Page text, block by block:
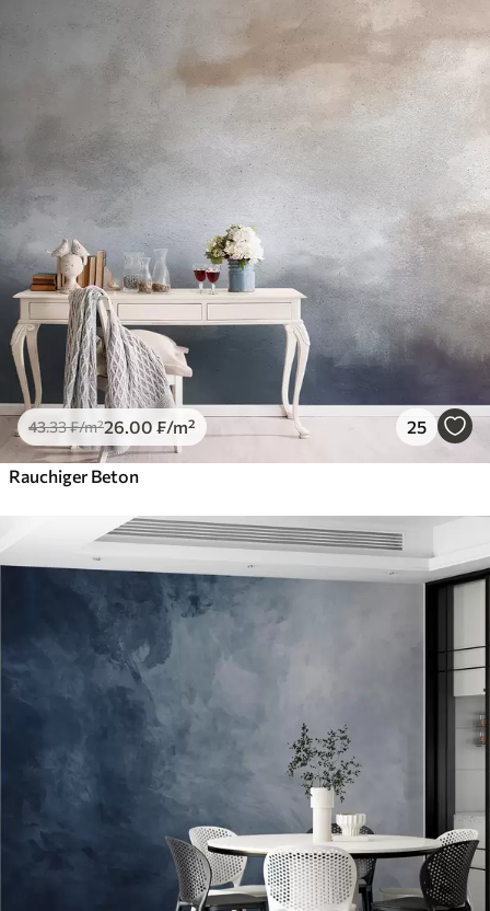
43.33₣/m²26 .00 ₣/m² 25
Rauchiger Beton